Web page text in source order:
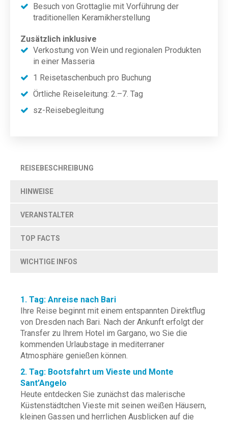
Besuch von Grottaglie mit Vorführung der
traditionellen Keramikherstellung
Zusätzlich inklusive
Verkostung von Wein und regionalen Produkten
in einer Masseria
1 Reisetaschenbuch pro Buchung
Örtliche Reiseleitung: 2.–7. Tag
sz-Reisebegleitung
REISEBESCHREIBUNG
HINWEISE
VERANSTALTER
TOP FACTS
WICHTIGE INFOS
1. Tag: Anreise nach Bari
Ihre Reise beginnt mit einem entspannten Direktflug
von Dresden nach Bari. Nach der Ankunft erfolgt der
Transfer zu Ihrem Hotel im Gargano, wo Sie die
kommenden Urlaubstage in mediterraner
Atmosphäre genießen können.
2. Tag: Bootsfahrt um Vieste und Monte
Sant’Angelo
Heute entdecken Sie zunächst das malerische
Küstenstädtchen Vieste mit seinen weißen Häusern,
kleinen Gassen und herrlichen Ausblicken auf die